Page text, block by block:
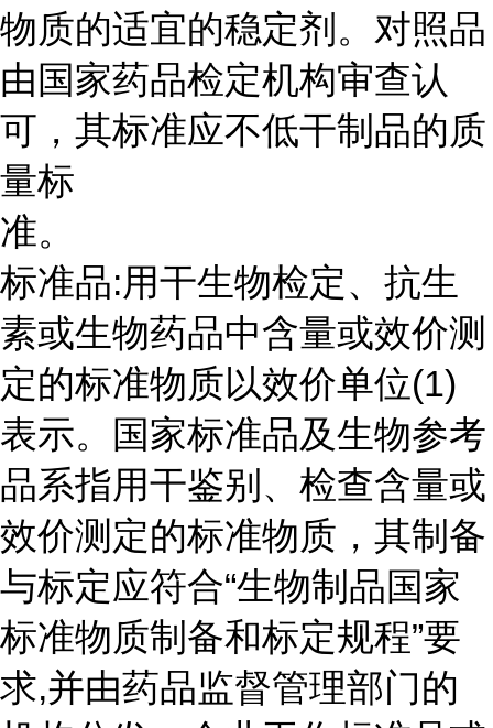
物质的适宜的稳定剂。对照品
由国家药品检定机构审查认
可，其标准应不低干制品的质
量标
准。
标准品:用干生物检定、抗生
素或生物药品中含量或效价测
定的标准物质以效价单位(1)
表示。国家标准品及生物参考
品系指用干鉴别、检查含量或
效价测定的标准物质，其制备
与标定应符合“生物制品国家
标准物质制备和标定规程”要
求,并由药品监督管理部门的